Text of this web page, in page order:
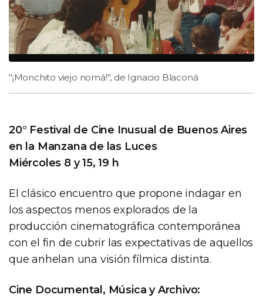
"¡Monchito viejo nomá!", de Ignacio Blaconá
20° Festival de Cine Inusual de Buenos Aires
en la Manzana de las Luces
Miércoles 8 y 15, 19 h
El clásico encuentro que propone indagar en
los aspectos menos explorados de la
producción cinematográfica contemporánea
con el fin de cubrir las expectativas de aquellos
que anhelan una visión fílmica distinta.
Cine Documental, Música y Archivo: